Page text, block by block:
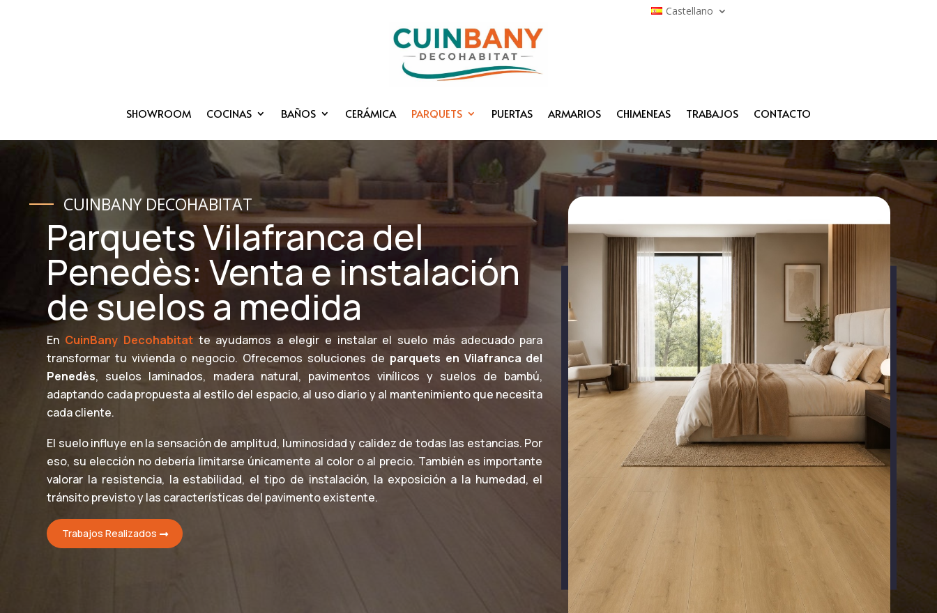
Castellano
SHOWROOM COCINAS BAÑOS CERÁMICA PARQUETS PUERTAS ARMARIOS CHIMENEAS TRABAJOS CONTACTO
CUINBANY DECOHABITAT
Parquets Vilafranca del
Penedès: Venta e instalación
de suelos a medida
En CuinBany Decohabitatte ayudamos a elegir e instalar el suelo más adecuado para
transformar tu vivienda o negocio. Ofrecemos soluciones de parquets en Vilafranca del
Penedès, suelos laminados, madera natural, pavimentos vinílicos y suelos de bambú,
adaptando cada propuesta al estilo del espacio, al uso diario y al mantenimiento que necesita
cada cliente.
El suelo influye en la sensación de amplitud, luminosidad y calidez de todas las estancias. Por
eso, su elección no debería limitarse únicamente al color o al precio. También es importante
valorar la resistencia, la estabilidad, el tipo de instalación, la exposición a la humedad, el
tránsito previsto y las características del pavimento existente.
Trabajos Realizados